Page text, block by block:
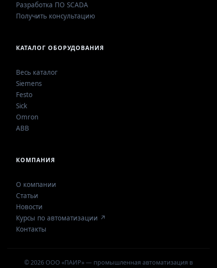
Разработка ПО SCADA
Получить консультацию
КАТАЛОГ ОБОРУДОВАНИЯ
Весь каталог
Siemens
Festo
Sick
Omron
ABB
КОМПАНИЯ
О компании
Статьи
Новости
Курсы по автоматизации ↗
Контакты
© 2026 ООО «ПАИР» — промышленная автоматизация в